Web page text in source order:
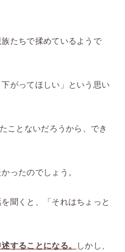
たちで揉めているようで
がってほしい」という思い
ことないだろうから、でき
ったのでしょう。
聞くと、「それはちょっと
することになる。
しかし、